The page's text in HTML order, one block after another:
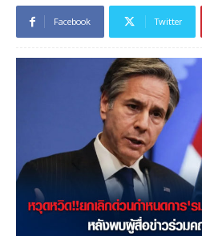
Facebook Twitter